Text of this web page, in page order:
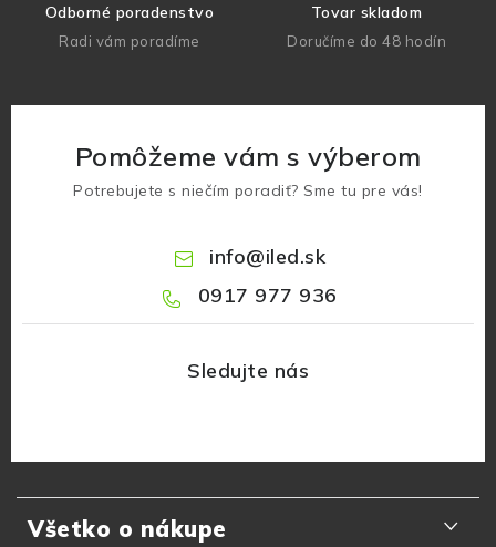
Odborné poradenstvo
Radi vám poradíme
Tovar skladom
Doručíme do 48 hodín
Pomôžeme vám s výberom
Potrebujete s niečím poradiť? Sme tu pre vás!
info@iled.sk
0917 977 936
Všetko o nákupe